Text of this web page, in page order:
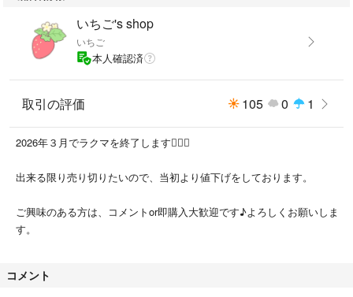
いちご's shop
いちご
本人確認済
取引の評価 105 0 1
2026年３月でラクマを終了します🙇🏻‍♀️
出来る限り売り切りたいので、当初より値下げをしております。
ご興味のある方は、コメントor即購入大歓迎です♪よろしくお願いしま
す。
コメント